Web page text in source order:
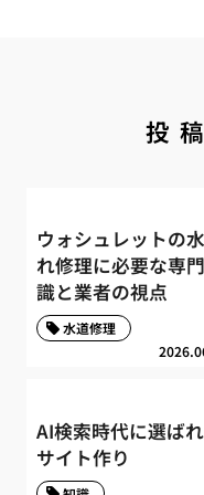
投
ウォシュレットの
れ修理に必要な専
識と業者の視点
水道修理
AI検索時代に選ば
サイト作り